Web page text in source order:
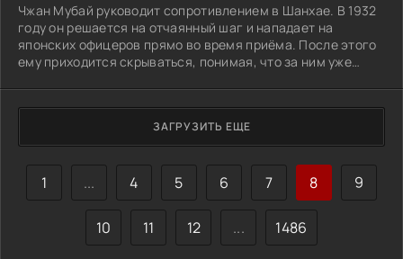
Чжан Мубай руководит сопротивлением в Шанхае. В 1932
году он решается на отчаянный шаг и нападает на
японских офицеров прямо во время приёма. После этого
ему приходится скрываться, понимая, что за ним уже
человек с криминальным прошлым, но надёжный союзник.
Вместе они решают выйти на Курокаву и остановить его.
Они пробираются на корабль под видом обычных
пассажиров. Всё кажется продуманным, но ситуация
резко выходит из-под контроля. План рушится, и они
оказываются в ловушке. Теперь им остаётся только
держаться и искать шанс выбраться, не забывая, ради
ЗАГРУЗИТЬ ЕЩЕ
1 ... 4 5 6 7 8 9
10 11 12 ... 1486